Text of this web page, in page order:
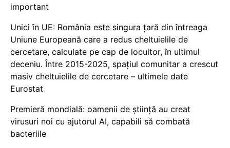
important
Unici în UE: România este singura țară din întreaga
Uniune Europeană care a redus cheltuielile de
cercetare, calculate pe cap de locuitor, în ultimul
deceniu. Între 2015-2025, spațiul comunitar a crescut
masiv cheltuielile de cercetare – ultimele date
Eurostat
Premieră mondială: oamenii de știință au creat
virusuri noi cu ajutorul AI, capabili să combată
bacteriile